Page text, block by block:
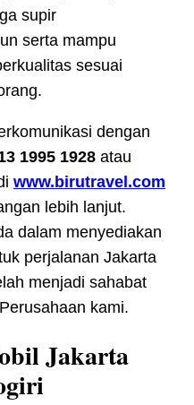
supir
serta mampu
sesuai
dengan
1995 1928 atau
www.birutravel.com
lebih lanjut.
dalam menyediakan
perjalanan Jakarta
menjadi sahabat
kami.
Jakarta